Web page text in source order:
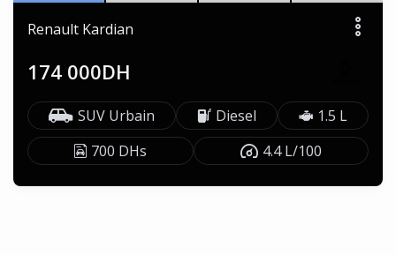
Renault Kardian
174 000DH
SUV Urbain Diesel
1.5 L
700 DHs
4.4 L/100